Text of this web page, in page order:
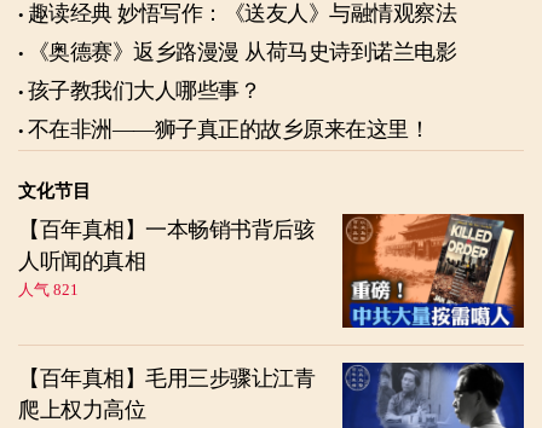
趣读经典 妙悟写作：《送友人》与融情观察法
《奥德赛》返乡路漫漫 从荷马史诗到诺兰电影
孩子教我们大人哪些事？
不在非洲——狮子真正的故乡原来在这里！
文化节目
【百年真相】一本畅销书背后骇
人听闻的真相
人气 821
【百年真相】毛用三步骤让江青
爬上权力高位